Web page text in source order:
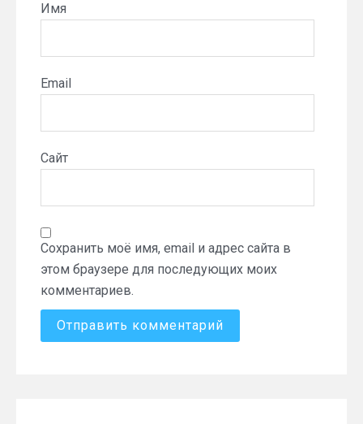
Имя
Email
Сайт
Сохранить моё имя, email и адрес сайта в
этом браузере для последующих моих
комментариев.